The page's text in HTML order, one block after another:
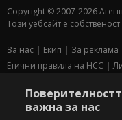
Copyright © 2007-2026
Този уебсайт е собственост
За нас Екип За рекламa
Етични правила на НСС
Съдържанието на този уеб
важна за нас